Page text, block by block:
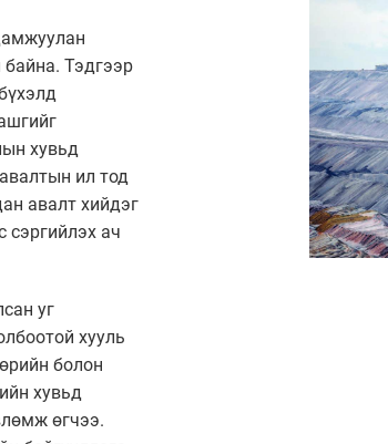
Тэдгээр
хувьд
ил тод
авалт хийдэг
сэргийлэх ач
уг
хууль
болон
хувьд
өгчээ.